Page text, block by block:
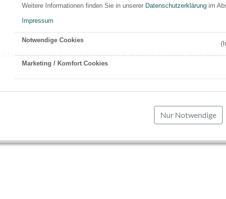
Weitere Informationen finden Sie in unserer Datenschutzerklärung im
Impressum
Notwendige Cookies
Marketing / Komfort Cookies
Nur Notwendige
und teilen Sie Ihre Erfahrungen mit anderen Kunden. Bitte